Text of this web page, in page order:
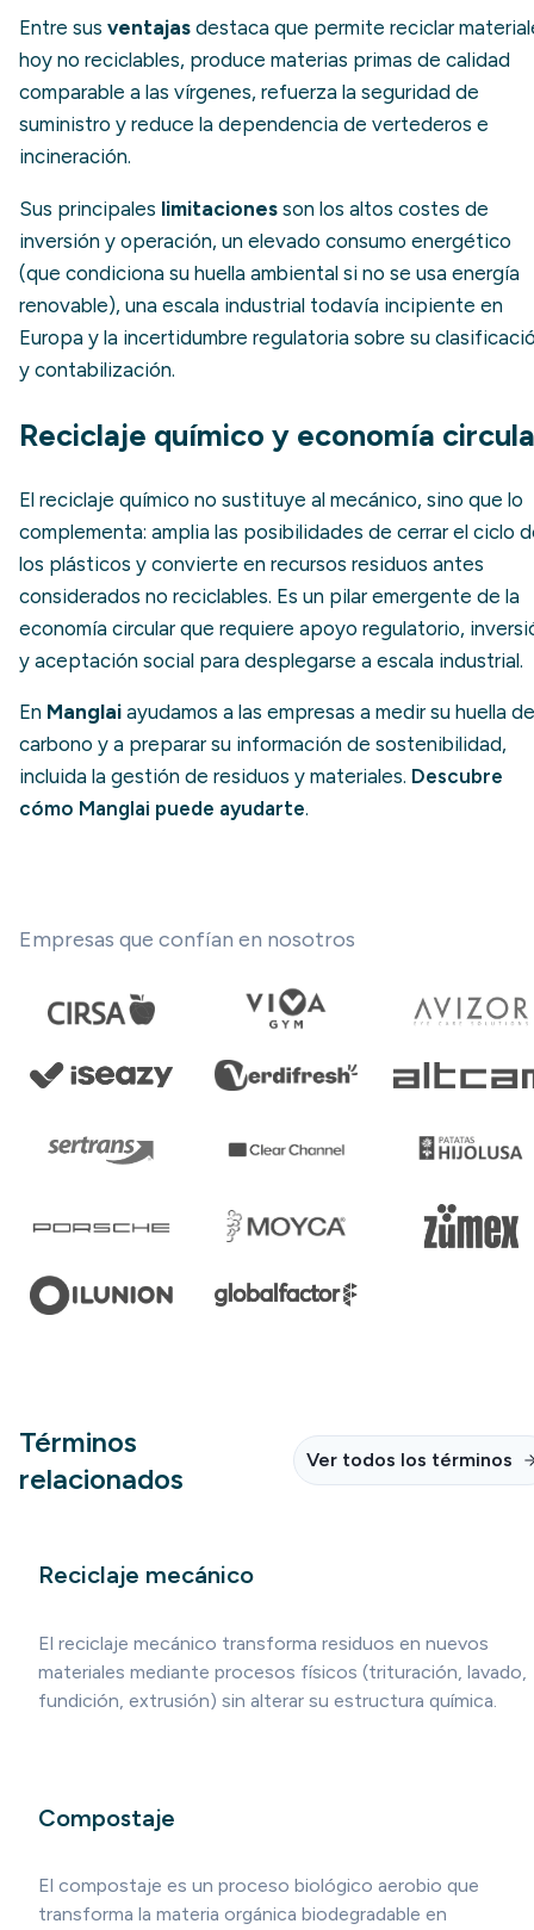
Entre sus ventajas destaca que permite reciclar
hoy no reciclables, produce materias primas de calidad
comparable a las vírgenes, refuerza la seguridad de
suministro y reduce la dependencia de vertederos e
incineración.
Sus principales limitaciones son los altos costes de
inversión y operación, un elevado consumo energético
(que condiciona su huella ambiental si no se usa energía
renovable), una escala industrial todavía incipiente en
Europa y la incertidumbre regulatoria sobre su
y contabilización.
Reciclaje químico y economía
El reciclaje químico no sustituye al mecánico, sino que lo
complementa: amplia las posibilidades de cerrar el ciclo
los plásticos y convierte en recursos residuos antes
considerados no reciclables. Es un pilar emergente de la
economía circular que requiere apoyo regulatorio,
y aceptación social para desplegarse a escala industrial.
En Manglai ayudamos a las empresas a medir su huella de
carbono y a preparar su información de sostenibilidad,
incluida la gestión de residuos y materiales. Descubre
cómo Manglai puede ayudarte.
Empresas que confían en nosotros
Términos
relacionados
Ver todos los términos
Reciclaje mecánico
El reciclaje mecánico transforma residuos en nuevos
materiales mediante procesos físicos (trituración, lavado,
fundición, extrusión) sin alterar su estructura química.
Compostaje
El compostaje es un proceso biológico aerobio que
transforma la materia orgánica biodegradable en